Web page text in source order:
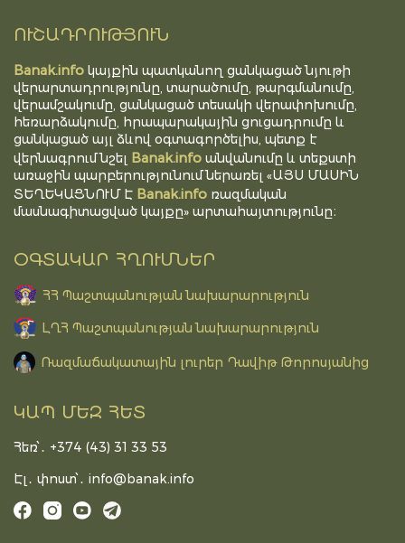
ՈՒՇԱԴՐՈՒԹՅՈՒՆ
Banak.info կայքին պատկանող ցանկացած նյութի
վերարտադրությունը, տարածումը, թարգմանումը,
վերամշակումը, ցանկացած տեսակի վերափոխումը,
հեռարձակումը, հրապարակային ցուցադրումը և
ցանկացած այլ ձևով օգտագործելիս, պետք է
վերնագրում նշել Banak.info անվանումը և տեքստի
առաջին պարբերությունում ներառել «ԱՅՍ ՄԱՍԻՆ
ՏԵՂԵԿԱՑՆՈՒՄ Է Banak.info ռազմական
մասնագիտացված կայքը» արտահայտությունը։
ՕԳՏԱԿԱՐ ՀՂՈՒՄՆԵՐ
ՀՀ Պաշտպանության նախարարություն
ԼՂՀ Պաշտպանության նախարարություն
Ռազմաճակատային լուրեր Դավիթ Թորոսյանից
ԿԱՊ ՄԵԶ ՀԵՏ
Հեռ՝․ +374 (43) 31 33 53
Էլ․ փոստ՝․ info@banak.info